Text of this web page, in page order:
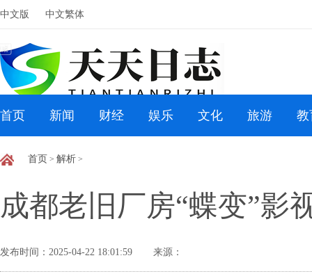
中文版 中文繁体
首页 新闻 财经 娱乐 文化 旅游 教
首页 > 解析 >
成都老旧厂房“蝶变”影
发布时间：2025-04-22 18:01:59 来源：